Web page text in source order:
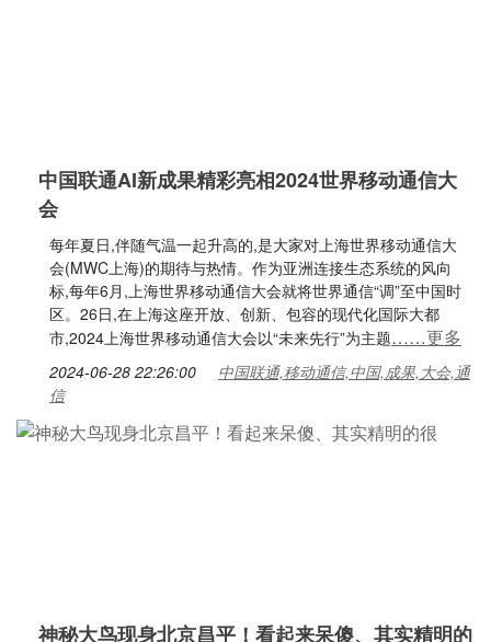
中国联通AI新成果精彩亮相2024世界移动通信大
会
每年夏日,伴随气温一起升高的,是大家对上海世界移动通信大
会(MWC上海)的期待与热情。作为亚洲连接生态系统的风向
标,每年6月,上海世界移动通信大会就将世界通信“调”至中国时
区。26日,在上海这座开放、创新、包容的现代化国际大都
市,2024上海世界移动通信大会以“未来先行”为主题……更多
2024-06-28 22:26:00
中国联通,移动通信,中国,成果,大会,通
信
神秘大鸟现身北京昌平！看起来呆傻、其实精明的